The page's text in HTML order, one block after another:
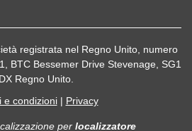
registrata nel Regno Unito, numero
BTC Bessemer Drive Stevenage, SG1
Regno Unito.
e condizioni| Privacy
per localizzatore